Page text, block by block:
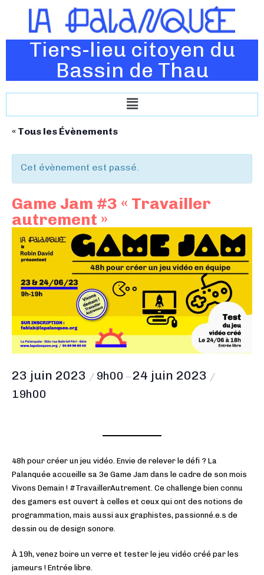
Tiers-lieu citoyen du
Bassin de Thau
« Tous les Évènements
Cet évènement est passé.
Game Jam #3 « Travailler
autrement »
23 juin 2023 / 9h00 – 24 juin 2023 /
19h00
48h pour créer un jeu vidéo. Envie de relever le défi ? La
Palanquée accueille sa 3e Game Jam dans le cadre de son mois
Vivons Demain ! #TravaillerAutrement. Ce challenge bien connu
des gamers est ouvert à celles et ceux qui ont des notions de
programmation, mais aussi aux graphistes, passionné.e.s de
dessin ou de design sonore.
À 19h, venez boire un verre et tester le jeu vidéo créé par les
jameurs ! Entrée libre.